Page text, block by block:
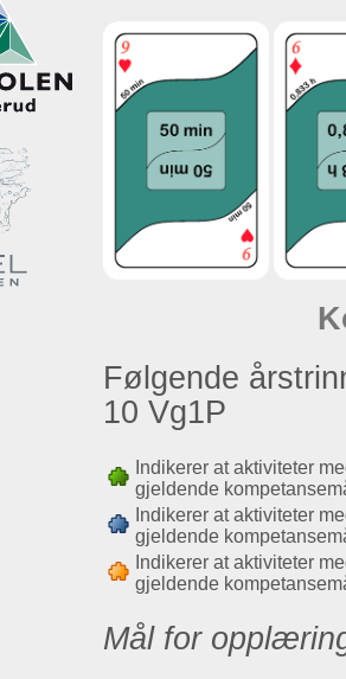
Følgende
10 Vg1P
Indikerer at aktiviteter
gjeldende
Indikerer at aktiviteter
gjeldende
Indikerer at aktiviteter
gjeldende
Mål for